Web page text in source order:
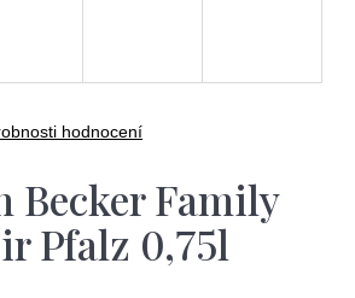
hodnocení
Becker Family
Pfalz 0,75l